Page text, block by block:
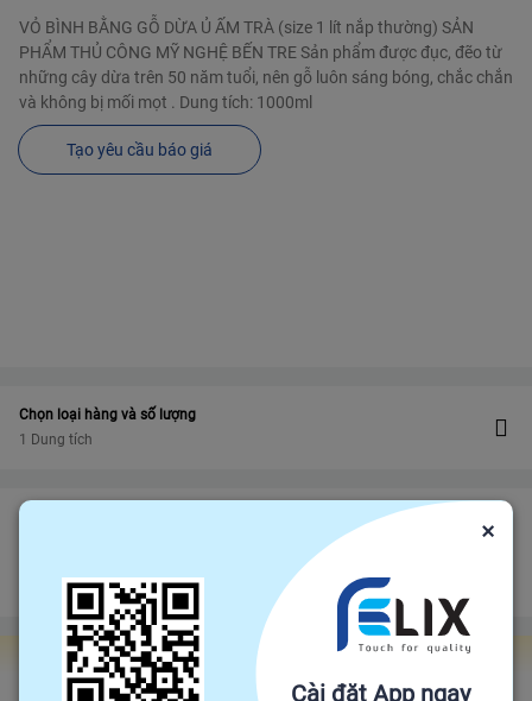
VỎ BÌNH BẰNG GỖ DỪA Ủ ẤM TRÀ (size 1 lít nắp thường) SẢN
PHẨM THỦ CÔNG MỸ NGHỆ BẾN TRE Sản phẩm được đục, đẽo từ
những cây dừa trên 50 năm tuổi, nên gỗ luôn sáng bóng, chắc chắn
và không bị mối mọt . Dung tích: 1000ml
Tạo yêu cầu báo giá
Chọn loại hàng và số lượng
1 Dung tích
bảo vệ đơn hàng felix.store của bạn
Đảm bảo gửi hàng đúng hạn
Chính sách hoàn tiền
Gian hàng Felix Factories
×
Cài đặt App ngay